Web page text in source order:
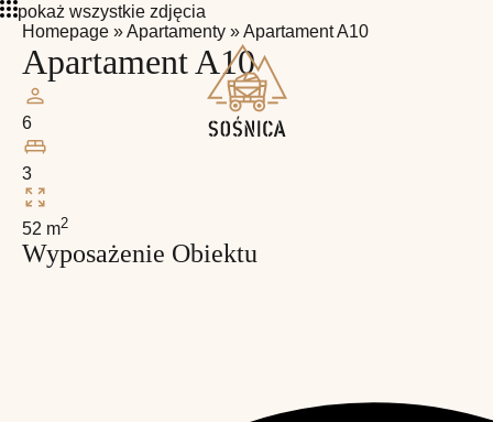
pokaż wszystkie zdjęcia
Homepage »Apartamenty »Apartament A10
Apartament A10
6
3
52 m2
Wyposażenie Obiektu